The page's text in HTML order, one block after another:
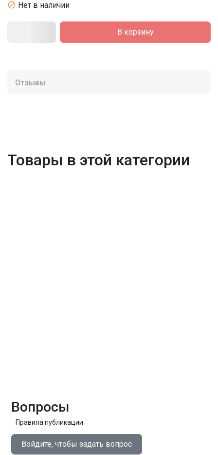
 Нет в наличии
В корзину
Отзывы
Товары в этой категории
Вопросы
Правила публикации
Войдите, чтобы задать вопрос